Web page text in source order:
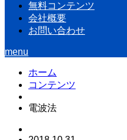
無料コンテンツ
会社概要
お問い合わせ
menu
ホーム
コンテンツ
電波法